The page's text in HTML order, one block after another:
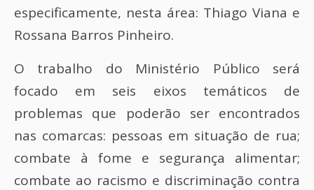
especificamente, nesta área: Thiago Viana e
Rossana Barros Pinheiro.
O trabalho do Ministério Público será
focado em seis eixos temáticos de
problemas que poderão ser encontrados
nas comarcas: pessoas em situação de rua;
combate à fome e segurança alimentar;
combate ao racismo e discriminação contra